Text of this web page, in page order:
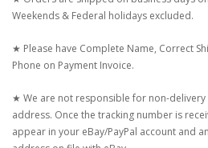
Weekends & Federal holidays excluded.
★ Please have Complete Name, Correct
Phone on Payment Invoice.
★ We are not responsible for non-
address. Once the tracking number is
appear in your eBay/PayPal account and